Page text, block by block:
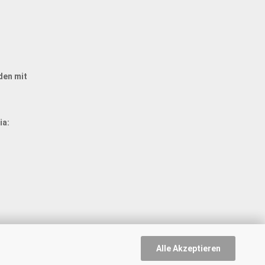
Alle Akzeptieren
mit